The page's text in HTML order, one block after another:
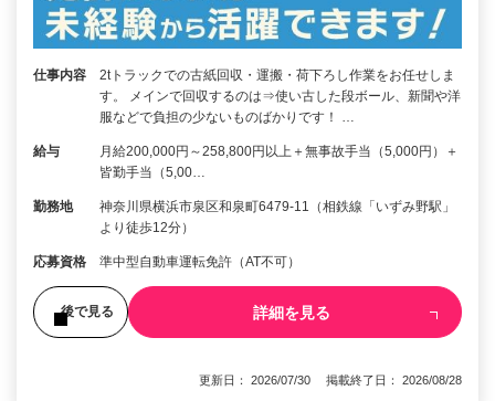
仕事内容
2tトラックでの古紙回収・運搬・荷下ろし作業をお任せしま
す。 メインで回収するのは⇒使い古した段ボール、新聞や洋
服などで負担の少ないものばかりです！ …
給与
月給200,000円～258,800円以上＋無事故手当（5,000円）＋
皆勤手当（5,00…
勤務地
神奈川県横浜市泉区和泉町6479-11（相鉄線「いずみ野駅」
より徒歩12分）
応募資格 準中型自動車運転免許（AT不可）
後で見る 詳細を見る
更新日： 2026/07/30 掲載終了日： 2026/08/28